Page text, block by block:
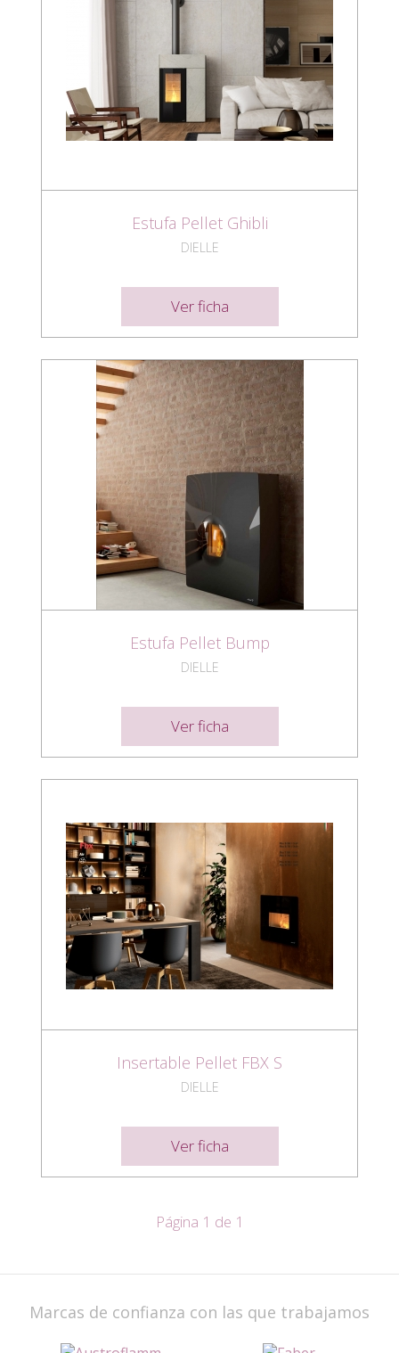
Estufa Pellet Ghibli
DIELLE
Ver ficha
Estufa Pellet Bump
DIELLE
Ver ficha
Insertable Pellet FBX S
DIELLE
Ver ficha
Página 1 de 1
Marcas de confianza con las que trabajamos